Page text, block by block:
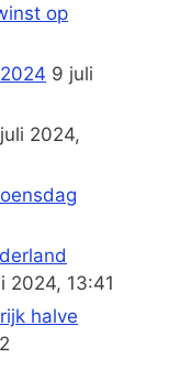
op
9 juli
2024,
2024, 13:41
halve